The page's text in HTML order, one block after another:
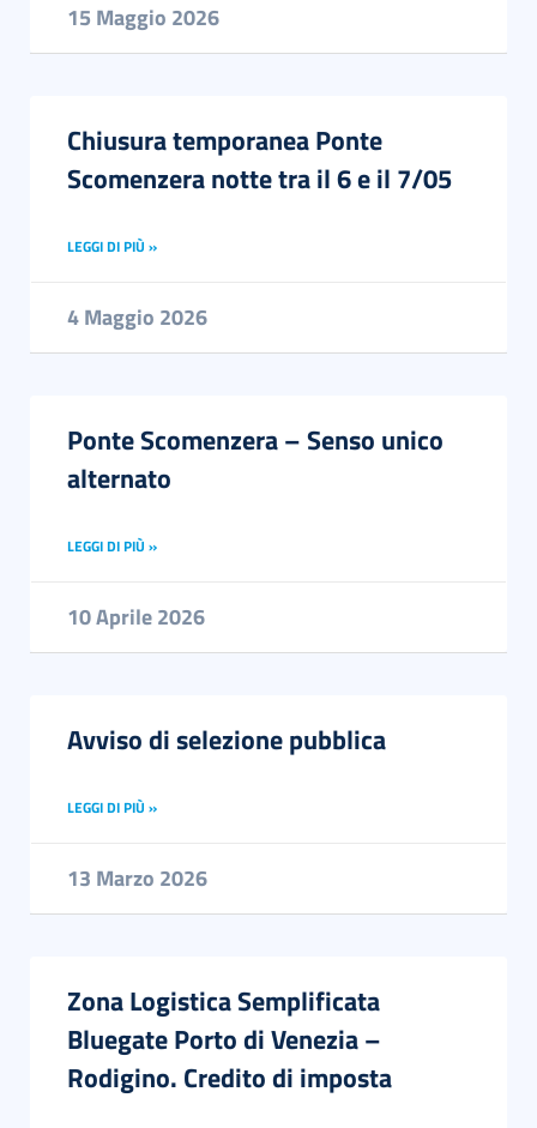
15 Maggio 2026
Chiusura temporanea Ponte
Scomenzera notte tra il 6 e il 7/05
LEGGI DI PIÙ »
4 Maggio 2026
Ponte Scomenzera – Senso unico
alternato
LEGGI DI PIÙ »
10 Aprile 2026
Avviso di selezione pubblica
LEGGI DI PIÙ »
13 Marzo 2026
Zona Logistica Semplificata
Bluegate Porto di Venezia –
Rodigino. Credito di imposta